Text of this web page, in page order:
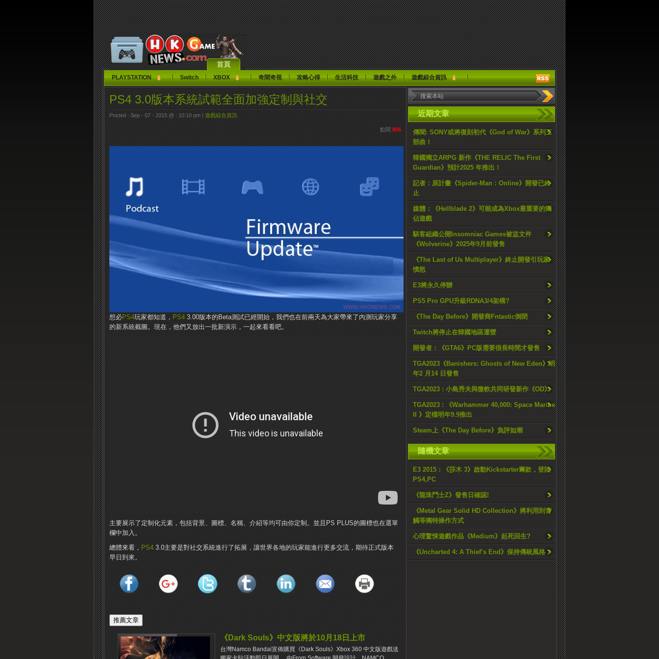
首頁
PLAYSTATION Switch XBOX 奇聞奇視 攻略心得 生活科技 遊戲之外 遊戲綜合資訊
近期文章
傳聞: SONY或將復刻初代《God of War》系列三
部曲！
韓國獨立ARPG 新作《THE RELIC The First
Guardian》預計2025 年推出！
記者：原計畫《Spider-Man：Online》開發已終
止
媒體：《Hellblade 2》可能成為Xbox最重要的獨
佔遊戲
駭客組織公開Insomniac Games被盜文件
《Wolverine》2025年9月前發售
《The Last of Us Multiplayer》終止開發引玩家
憤怒
E3將永久停辦
PS5 Pro GPU升級RDNA3/4架構?
《The Day Before》開發商Fntastic倒閉
Twitch將停止在韓國地區運營
開發者：《GTA6》PC版需要很長時間才發售
TGA2023《Banishers: Ghosts of New Eden》明
年2 月14 日發售
TGA2023 : 小島秀夫與微軟共同研發新作《OD》
TGA2023 : 《Warhammer 40,000: Space Marine
II 》定檔明年9.9推出
Steam上《The Day Before》負評如潮
隨機文章
E3 2015：《莎木 3》啟動Kickstarter籌款，登陸
PS4,PC
《龍珠鬥士Z》發售日確認!
《Metal Gear Solid HD Collection》將利用到背
觸等獨特操作方式
心理驚悚遊戲作品《Medium》起死回生?
《Uncharted 4: A Thief’s End》保持傳統風格
PS4 3.0版本系統試範全面加強定制與社交
Posted : Sep - 07 - 2015 @ : 10:10 pm | 遊戲綜合資訊
點閱 806
想必PS4玩家都知道， PS4 3.00版本的Beta測試已經開始，我們也在前兩天為大家帶來了內測玩家分享
的新系統截圖。現在，他們又放出一批新演示，一起來看看吧。
主要展示了定制化元素，包括背景、圖標、名稱、介紹等均可由你定制。並且PS PLUS的圖標也在選單
欄中加入。
總體來看， PS4 3.0主要是對社交系統進行了拓展，讓世界各地的玩家能進行更多交流，期待正式版本
早日到來。
《Dark Souls》中文版將於10月18日上市
台灣Namco Bandai宣佈購買《Dark Souls》Xbox 360 中文版遊戲送